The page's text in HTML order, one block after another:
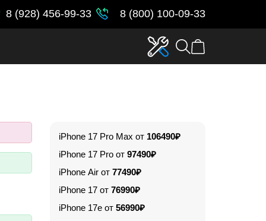
8 (928) 456-99-33 8 (800) 100-09-33
iPhone 17 Pro Max от 106490₽
iPhone 17 Pro от 97490₽
iPhone Air от 77490₽
iPhone 17 от 76990₽
iPhone 17e от 56990₽